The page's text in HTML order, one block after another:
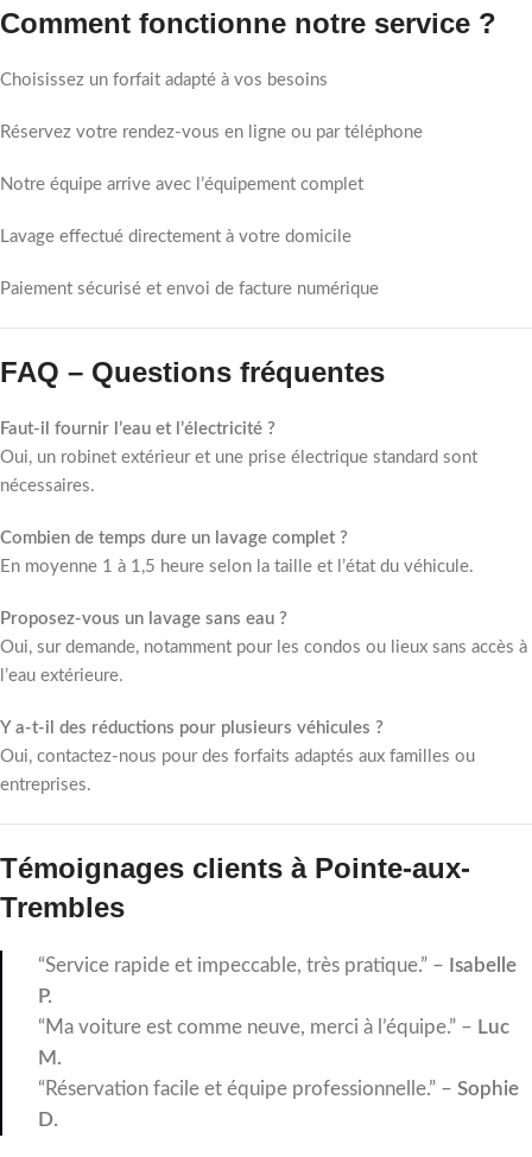
Comment fonctionne notre service ?
Choisissez un forfait adapté à vos besoins
Réservez votre rendez-vous en ligne ou par téléphone
Notre équipe arrive avec l’équipement complet
Lavage effectué directement à votre domicile
Paiement sécurisé et envoi de facture numérique
FAQ – Questions fréquentes
Faut-il fournir l’eau et l’électricité ?
Oui, un robinet extérieur et une prise électrique standard sont
nécessaires.
Combien de temps dure un lavage complet ?
En moyenne 1 à 1,5 heure selon la taille et l’état du véhicule.
Proposez-vous un lavage sans eau ?
Oui, sur demande, notamment pour les condos ou lieux sans accès à
l’eau extérieure.
Y a-t-il des réductions pour plusieurs véhicules ?
Oui, contactez-nous pour des forfaits adaptés aux familles ou
entreprises.
Témoignages clients à Pointe-aux-
Trembles
“Service rapide et impeccable, très pratique.” –
Isabelle
P.
“Ma voiture est comme neuve, merci à l’équipe.” – Luc
M.
“Réservation facile et équipe professionnelle.” – Sophie
D.